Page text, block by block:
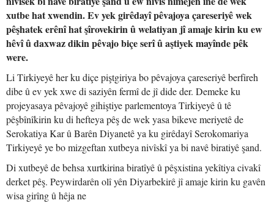
xutbe hat xwendin. Ev yek girêdayî pêvajoya çareseriyê wek
pêşhatek erênî hat şîrovekirin û welatiyan jî amaje kirin ku ew
hêvî û daxwaz dikin pêvajo biçe serî û aştiyek mayînde pêk
were.
Li Tirkiyeyê her ku diçe piştgiriya bo pêvajoya çareseriyê berfireh
dibe û ev yek xwe di saziyên fermî de jî dide der. Demeke ku
projeyasaya pêvajoyê gihiştiye parlementoya Tirkiyeyê û tê
pêşbînîkirin ku di hefteya pêş de wek yasa bikeve meriyetê de
Serokatiya Kar û Barên Diyanetê ya ku girêdayî Serokomariya
Tirkiyeyê ye bo mizgeftan xutbeya nivîskî ya bi navê biratiyê şand.
Di xutbeyê de behsa xurtkirina biratîyê û pêşxistina yekîtiya civakî
derket pêş. Peywirdarên olî yên Diyarbekirê jî amaje kirin ku gavên
wisa girîng û hêja ne